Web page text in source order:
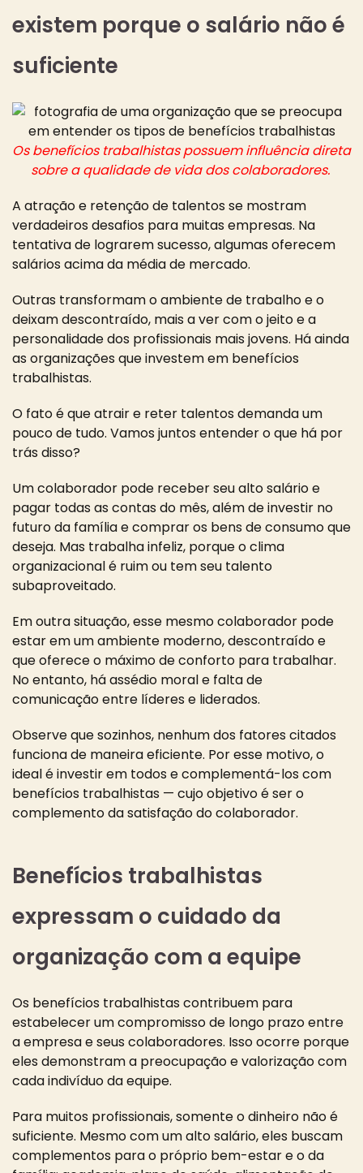
existem porque o salário não é
suficiente
Os benefícios trabalhistas possuem influência direta
sobre a qualidade de vida dos colaboradores.
A atração e retenção de talentos se mostram
verdadeiros desafios para muitas empresas. Na
tentativa de lograrem sucesso, algumas oferecem
salários acima da média de mercado.
Outras transformam o ambiente de trabalho e o
deixam descontraído, mais a ver com o jeito e a
personalidade dos profissionais mais jovens. Há ainda
as organizações que investem em benefícios
trabalhistas.
O fato é que atrair e reter talentos demanda um
pouco de tudo. Vamos juntos entender o que há por
trás disso?
Um colaborador pode receber seu alto salário e
pagar todas as contas do mês, além de investir no
futuro da família e comprar os bens de consumo que
deseja. Mas trabalha infeliz, porque o clima
organizacional é ruim ou tem seu talento
subaproveitado.
Em outra situação, esse mesmo colaborador pode
estar em um ambiente moderno, descontraído e
que oferece o máximo de conforto para trabalhar.
No entanto, há assédio moral e falta de
comunicação entre líderes e liderados.
Observe que sozinhos, nenhum dos fatores citados
funciona de maneira eficiente. Por esse motivo, o
ideal é investir em todos e complementá-los com
benefícios trabalhistas — cujo objetivo é ser o
complemento da satisfação do colaborador.
Benefícios trabalhistas
expressam o cuidado da
organização com a equipe
Os benefícios trabalhistas contribuem para
estabelecer um compromisso de longo prazo entre
a empresa e seus colaboradores. Isso ocorre porque
eles demonstram a preocupação e valorização com
cada indivíduo da equipe.
Para muitos profissionais, somente o dinheiro não é
suficiente. Mesmo com um alto salário, eles buscam
complementos para o próprio bem-estar e o da